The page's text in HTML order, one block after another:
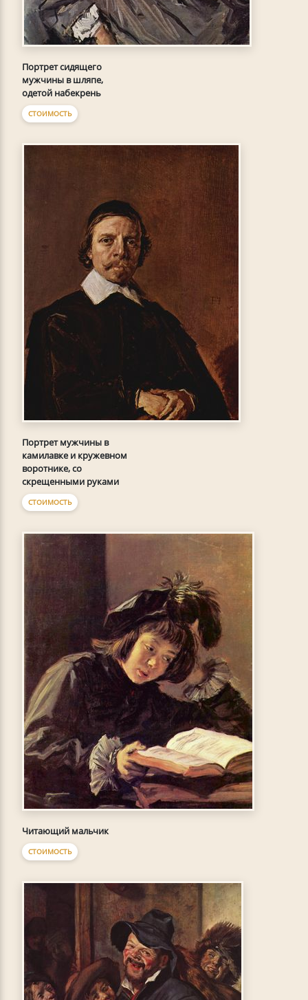
Портрет сидящего
мужчины в шляпе,
одетой набекрень
СТОИМОСТЬ
Портрет мужчины в
камилавке и кружевном
воротнике, со
скрещенными руками
СТОИМОСТЬ
Читающий мальчик
СТОИМОСТЬ